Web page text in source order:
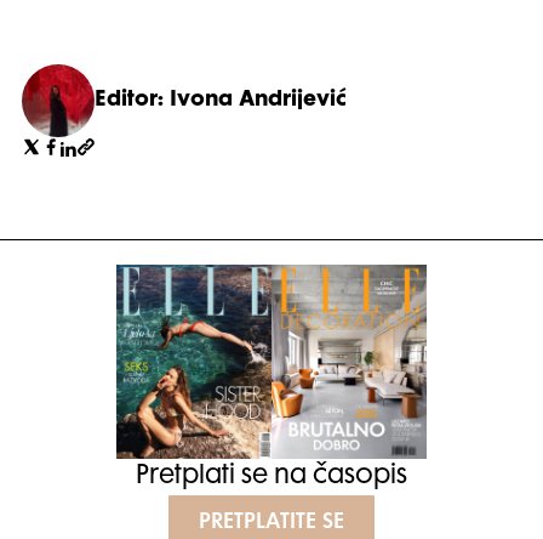
Editor: Ivona Andrijević
Pretplati se na časopis
PRETPLATITE SE